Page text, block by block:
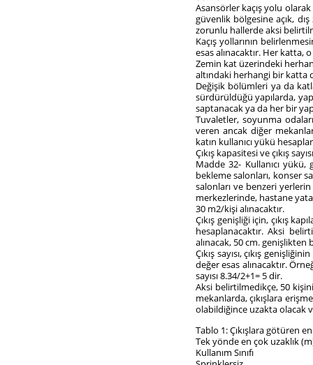
Asansörler kaçış yolu
güvenlik bölgesine açık,
zorunlu hallerde aksi
Kaçış yollarının
esas alınacaktır. Her katta,
Zemin kat üzerindeki
altındaki herhangi bir katta
Değişik bölümleri ya da
sürdürüldüğü yapılarda,
saptanacak ya da her bir
Tuvaletler, soyunma
veren ancak diğer
katın kullanıcı yükü
Çıkış kapasitesi ve çıkış sayısı
Madde 32- Kullanıcı
bekleme salonları, konser
salonları ve benzeri
merkezlerinde, hastane
30 m2/kişi alınacaktır.
Çıkış genişliği için, çıkış
hesaplanacaktır. Aksi
alınacak, 50 cm.
Çıkış sayısı, çıkış
değer esas alınacaktır.
sayısı 8.34/2+1= 5 dir.
Aksi belirtilmedikçe, 50
mekanlarda, çıkışlara
olabildiğince uzakta olacak
Tablo 1: Çıkışlara götüren
Tek yönde en çok uzaklık
Kullanım Sınıfı